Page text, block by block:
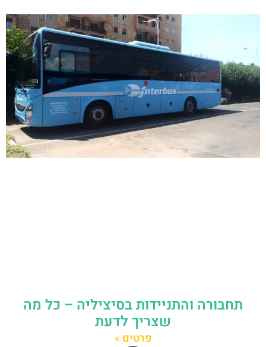
תחבורה והתניידות בסיציליה – כל מה
שצריך לדעת
פרטים »